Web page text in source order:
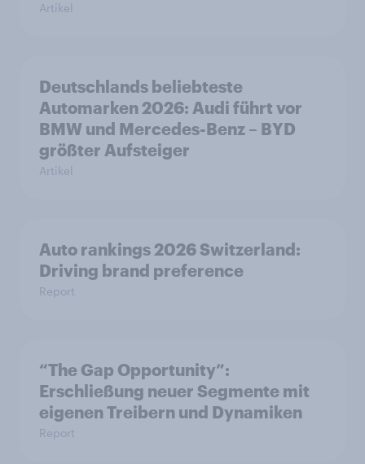
Artikel
Deutschlands beliebteste
Automarken 2026: Audi führt vor
BMW und Mercedes-Benz – BYD
größter Aufsteiger
Artikel
Auto rankings 2026 Switzerland:
Driving brand preference
Report
“The Gap Opportunity”:
Erschließung neuer Segmente mit
eigenen Treibern und Dynamiken
Report